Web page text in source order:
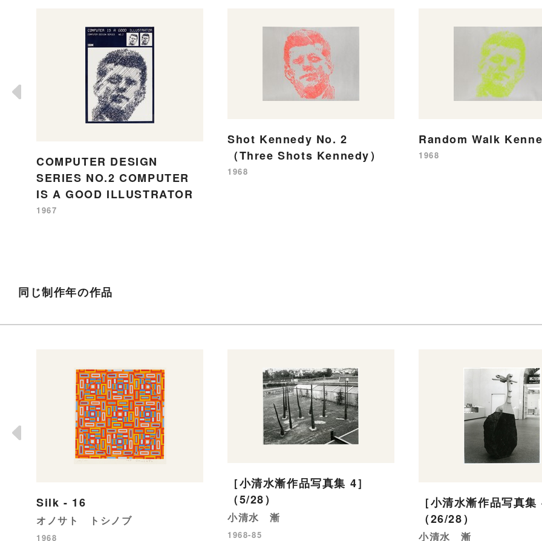
COMPUTER DESIGN
SERIES NO.2 COMPUTER
IS A GOOD ILLUSTRATOR
1967
Shot Kennedy No. 2
（Three Shots Kennedy）
1968
Random Walk
1968
同じ制作年の作品
Silk - 16
オノサト トシノブ
1968
［小清水漸作品写真集 4］
（5/28）
小清水 漸
1968-85
［小清水漸作品写真
（26/28）
小清水 漸